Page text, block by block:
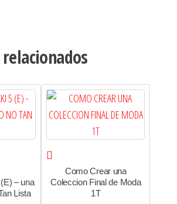
– una
Lista
Como Crear una
Coleccion Final de Moda
1T